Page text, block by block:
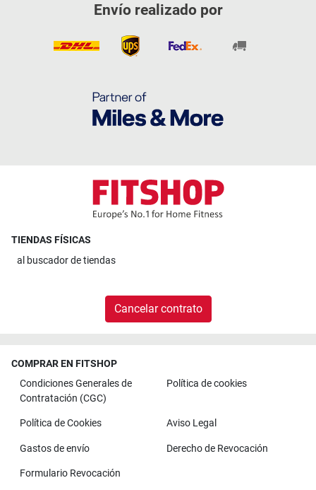
Envío realizado por
TIENDAS FÍSICAS
al buscador de tiendas
Cancelar contrato
COMPRAR EN FITSHOP
Condiciones Generales de
Contratación (CGC)
Política de cookies
Política de Cookies Aviso Legal
Gastos de envío Derecho de Revocación
Formulario Revocación